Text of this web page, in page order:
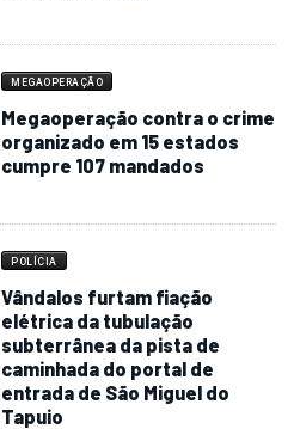
MEGAOPERAÇÃO
Megaoperação contra o crime
organizado em 15 estados
cumpre 107 mandados
POLÍCIA
Vândalos furtam fiação
elétrica da tubulação
subterrânea da pista de
caminhada do portal de
entrada de São Miguel do
Tapuio